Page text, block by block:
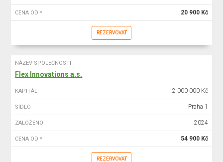
CENA OD * 20 900 Kč
REZERVOVAT
NÁZEV SPOLEČNOSTI
Flex Innovations a.s.
KAPITÁL 2 000 000 Kč
SÍDLO Praha 1
ZALOŽENO 2024
CENA OD * 54 900 Kč
REZERVOVAT